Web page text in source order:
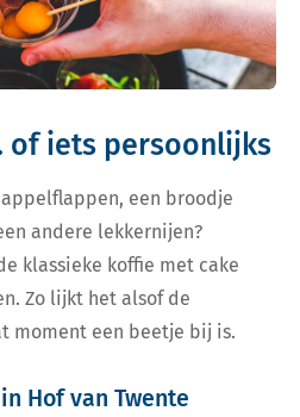
of iets persoonlijks
een broodje
andere lekkernijen?
klassieke koffie met cake
Zo lijkt het alsof de
moment een beetje bij is.
Hof van Twente